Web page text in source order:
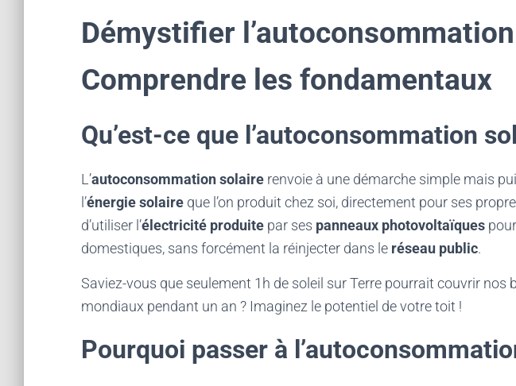
Démystifier
Comprendre les fondamentaux
Qu’est-ce que l’autoconsommation
L’autoconsommation solaire renvoie à une démarche simple mais
l’énergie solaire que l’on produit chez soi, directement pour ses
d’utiliser l’électricité produite par ses panneaux photovoltaïques
domestiques, sans forcément la réinjecter dans le réseau public.
Saviez-vous que seulement 1h de soleil sur Terre pourrait couvrir nos
mondiaux pendant un an ? Imaginez le potentiel de votre toit !
Pourquoi passer à